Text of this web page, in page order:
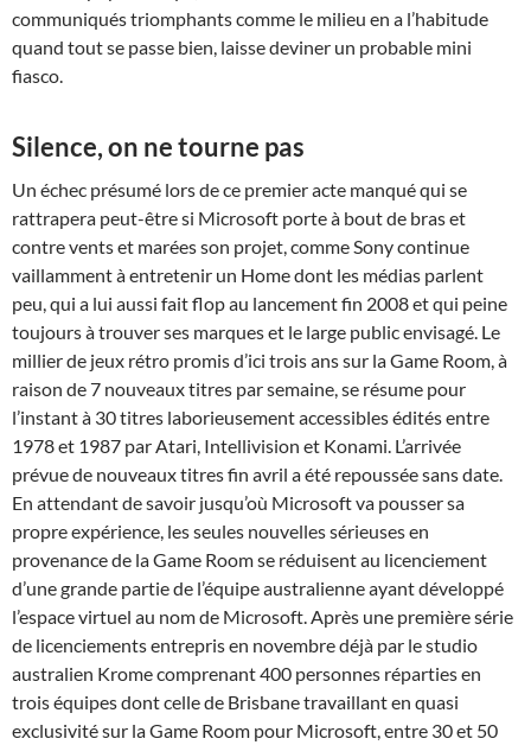
communiqués triomphants comme le milieu en a l’habitude
quand tout se passe bien, laisse deviner un probable mini
fiasco.
Silence, on ne tourne pas
Un échec présumé lors de ce premier acte manqué qui se
rattrapera peut-être si Microsoft porte à bout de bras et
contre vents et marées son projet, comme Sony continue
vaillamment à entretenir un Home dont les médias parlent
peu, qui a lui aussi fait flop au lancement fin 2008 et qui peine
toujours à trouver ses marques et le large public envisagé. Le
millier de jeux rétro promis d’ici trois ans sur la Game Room, à
raison de 7 nouveaux titres par semaine, se résume pour
l’instant à 30 titres laborieusement accessibles édités entre
1978 et 1987 par Atari, Intellivision et Konami. L’arrivée
prévue de nouveaux titres fin avril a été repoussée sans date.
En attendant de savoir jusqu’où Microsoft va pousser sa
propre expérience, les seules nouvelles sérieuses en
provenance de la Game Room se réduisent au licenciement
d’une grande partie de l’équipe australienne ayant développé
l’espace virtuel au nom de Microsoft. Après une première série
de licenciements entrepris en novembre déjà par le studio
australien Krome comprenant 400 personnes réparties en
trois équipes dont celle de Brisbane travaillant en quasi
exclusivité sur la Game Room pour Microsoft, entre 30 et 50